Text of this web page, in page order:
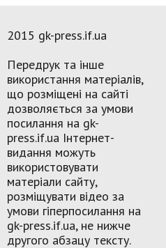
2015 gk-press.if.ua
Передрук та інше
використання матеріалів,
що розміщені на сайті
дозволяється за умови
посилання на gk-
press.if.ua Інтернет-
видання можуть
використовувати
матеріали сайту,
розміщувати відео за
умови гіперпосилання на
gk-press.if.ua, не нижче
другого абзацу тексту.